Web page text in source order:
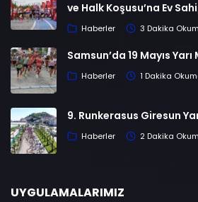
ve Halk Koşusu’na Ev
Haberler 3 Dakika
Samsun’da 19 Mayıs
Haberler 1 Dakika
9. Runkerasus Giresun
Haberler 2 Dakika
UYGULAMALARIMIZ